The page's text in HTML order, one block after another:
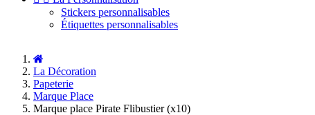
Stickers personnalisables
Étiquettes personnalisables
La Décoration
Papeterie
Marque Place
Marque place Pirate Flibustier (x10)